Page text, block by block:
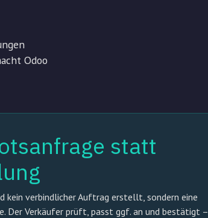
Odoo
statt
kein verbindlicher Auftrag erstellt, sondern eine
Der Verkäufer prüft, passt ggf. an und bestätigt –